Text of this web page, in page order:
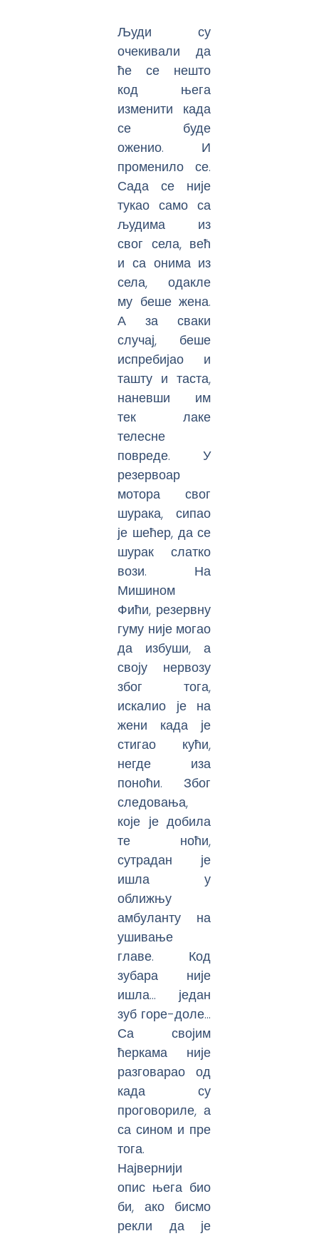
Људи су
очекивали да
ће се нешто
код њега
изменити када
се буде
оженио. И
променило се.
Сада се није
тукао само са
људима из
свог села, већ
и са онима из
села, одакле
му беше жена.
А за сваки
случај, беше
испребијао и
ташту и таста,
наневши им
тек лаке
телесне
повреде. У
резервоар
мотора свог
шурака, сипао
је шећер, да се
шурак слатко
вози. На
Мишином
Фићи, резервну
гуму није могао
да избуши, а
своју нервозу
због тога,
искалио је на
жени када је
стигао кући,
негде иза
поноћи. Због
следовања,
које је добила
те ноћи,
сутрадан је
ишла у
оближњу
амбуланту на
ушивање
главе. Код
зубара није
ишла… један
зуб горе-доле…
Са својим
ћеркама није
разговарао од
када су
проговориле, а
са сином и пре
тога.
Највернији
опис њега био
би, ако бисмо
рекли да је